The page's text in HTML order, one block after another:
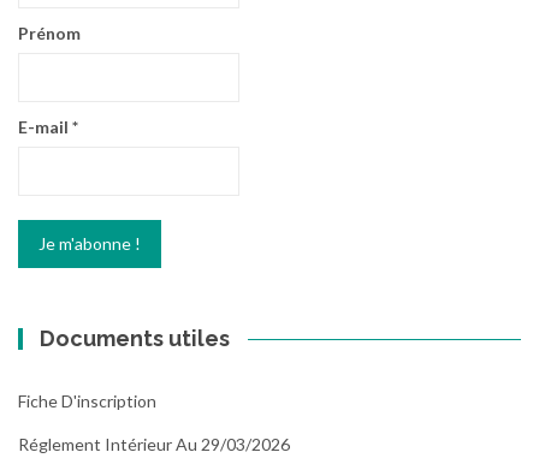
Prénom
E-mail *
Documents utiles
Fiche D'inscription
Réglement Intérieur Au 29/03/2026